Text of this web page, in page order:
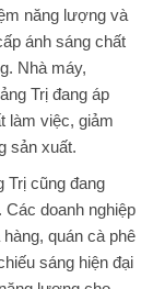
năng lượng và
ánh sáng chất
Nhà máy,
Trị đang áp
làm việc, giảm
sản xuất.
Trị cũng đang
doanh nghiệp
quán cà phê
sáng hiện đại